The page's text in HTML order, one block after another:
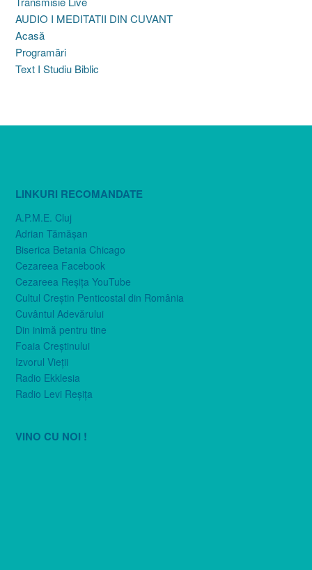
AUDIO I MEDITATII DIN CUVANT
Acasă
Programări
Text I Studiu Biblic
LINKURI RECOMANDATE
A.P.M.E. Cluj
Adrian Tămăşan
Biserica Betania Chicago
Cezareea Facebook
Cezareea Reşiţa YouTube
Cultul Creştin Penticostal din România
Cuvântul Adevărului
Din inimă pentru tine
Foaia Creştinului
Izvorul Vieţii
Radio Ekklesia
Radio Levi Reşiţa
VINO CU NOI !